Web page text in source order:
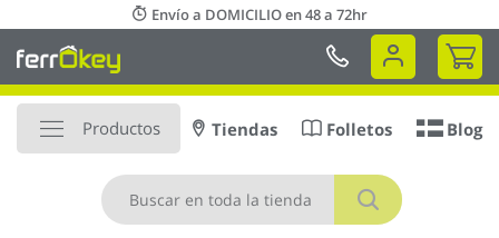
al
contenido
Envío a DOMICILIO en 48 a 72hr
Mi
Productos
Buscar
Tiendas Folletos Blog